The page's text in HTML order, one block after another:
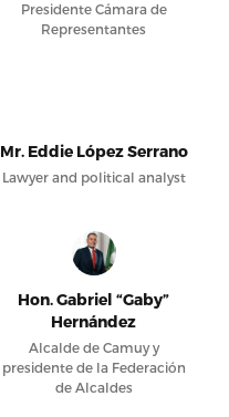
Presidente Cámara de
Representantes
Mr. Eddie López Serrano
Lawyer and political analyst
Hon. Gabriel “Gaby”
Hernández
Alcalde de Camuy y
presidente de la Federación
de Alcaldes